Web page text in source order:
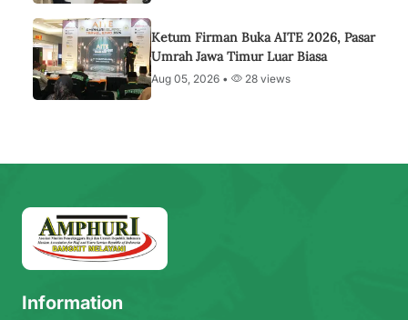
Ketum Firman Buka AITE 2026, Pasar
Umrah Jawa Timur Luar Biasa
Aug 05, 2026 • 28 views
Information